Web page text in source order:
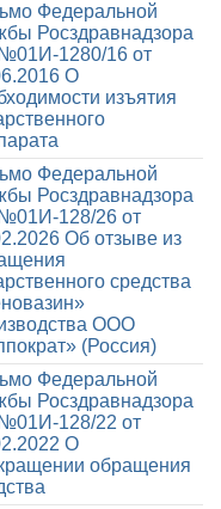
Федеральной
Росздравнадзора
1280/16 от
О
изъятия
Федеральной
Росздравнадзора
128/26 от
Об отзыве из
средства
ООО
(Россия)
Федеральной
Росздравнадзора
128/22 от
О
обращения